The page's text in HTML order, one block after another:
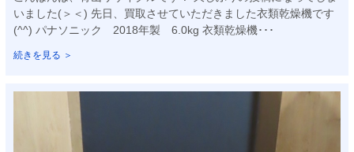
いました(＞＜) 先日、買取させていただきました衣類乾燥機です
(^^) パナソニック 2018年製 6.0kg 衣類乾燥機･･･
続きを見る ＞